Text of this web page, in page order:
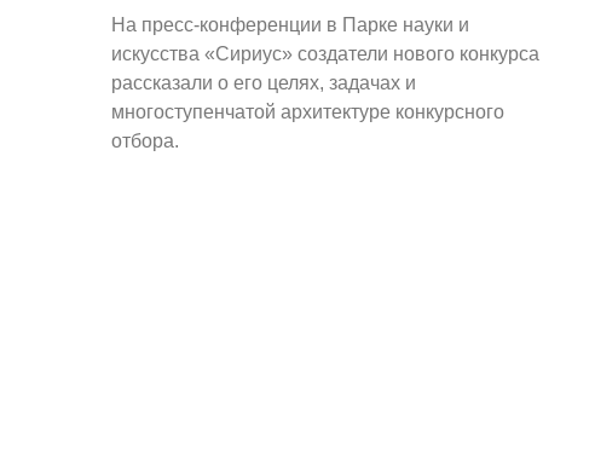
На пресс-конференции в Парке науки и
искусства «Сириус» создатели нового конкурса
рассказали о его целях, задачах и
многоступенчатой архитектуре конкурсного
отбора.